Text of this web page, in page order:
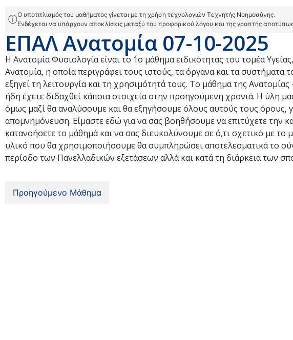
ⓘΟ υποτιτλισμός του μαθήματος γίνεται με τη χρήση τεχνολογιών Τεχνητής Νοημοσύνης.
Ενδέχεται να υπάρχουν αποκλίσεις μεταξύ του προφορικού λόγου και της γραπτής
ΕΠΑΛ Ανατομία 07-10-2025
Η Ανατομία Φυσιολογία είναι το 1ο μάθημα ειδικότητας του τομέα
Ανατομία, η οποία περιγράφει τους ιστούς, τα όργανα και τα
εξηγεί τη λειτουργία και τη χρησιμότητά τους. Το μάθημα της
ήδη έχετε διδαχθεί κάποια στοιχεία στην προηγούμενη χρονιά. Η ύλη
όμως μαζί θα αναλύσουμε και θα εξηγήσουμε όλους αυτούς τους όρους,
απομνημόνευση. Είμαστε εδώ για να σας βοηθήσουμε να επιτύχετε την
κατανοήσετε το μάθημά και να σας διευκολύνουμε σε ό,τι σχετικό με το
υλικό που θα χρησιμοποιήσουμε θα συμπληρώσει αποτελεσματικά το
περίοδο των Πανελλαδικών εξετάσεων αλλά και κατά τη διάρκεια των
Προηγούμενο Μάθημα